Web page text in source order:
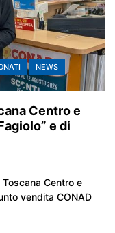
NEWS
Centro e
e di
Centro e
vendita CONAD